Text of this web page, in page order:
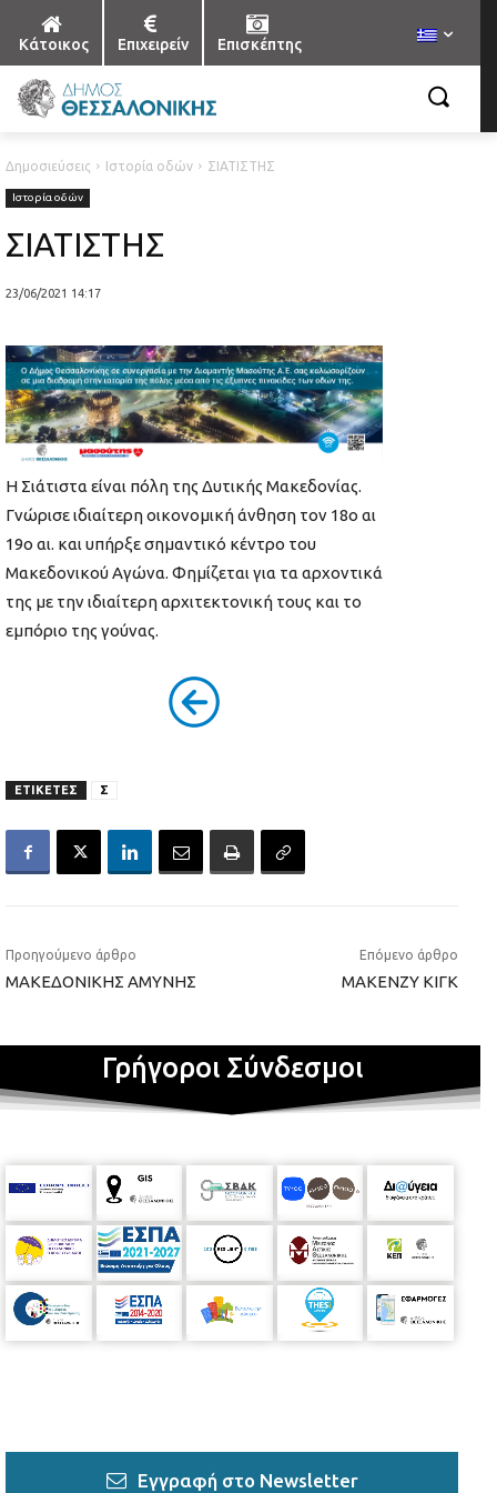
Κάτοικος Επιχειρείν Επισκέπτης
Δημοσιεύσεις Ιστορία οδών ΣΙΑΤΙΣΤΗΣ
Ιστορία οδών
ΣΙΑΤΙΣΤΗΣ
23/06/2021 14:17
Η Σιάτιστα είναι πόλη της Δυτικής Μακεδονίας.
Γνώρισε ιδιαίτερη οικονομική άνθηση τον 18ο αι
19ο αι. και υπήρξε σημαντικό κέντρο του
Μακεδονικού Αγώνα. Φημίζεται για τα αρχοντικά
της με την ιδιαίτερη αρχιτεκτονική τους και το
εμπόριο της γούνας.
ΕΤΙΚΕΤΕΣ Σ
Προηγούμενο άρθρο
ΜΑΚΕΔΟΝΙΚΗΣ ΑΜΥΝΗΣ
Επόμενο άρθρο
ΜΑΚΕΝΖΥ ΚΙΓΚ
Γρήγοροι Σύνδεσμοι
Εγγραφή στο Newsletter